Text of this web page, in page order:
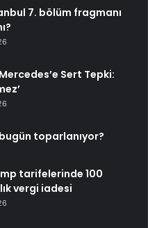
7. bölüm fragmanı
Sert Tepki:
toparlanıyor?
tarifelerinde 100
vergi iadesi